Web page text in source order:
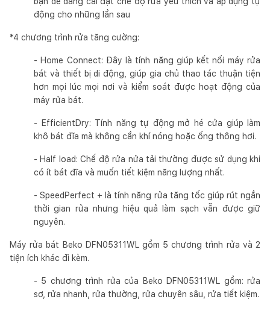
động cho những lần sau
*4 chương trình rửa tăng cường:
- Home Connect: Đây là tính năng giúp kết nối máy rửa
bát và thiết bị di động, giúp gia chủ thao tác thuận tiện
hơn mọi lúc mọi nơi và kiểm soát được hoạt động của
máy rửa bát.
- EfficientDry: Tính năng tự động mở hé cửa giúp làm
khô bát đĩa mà không cần khí nóng hoặc ống thông hơi.
- Half load: Chế độ rửa nửa tải thường được sử dụng khi
có ít bát đĩa và muốn tiết kiệm năng lượng nhất.
- SpeedPerfect + là tính năng rửa tăng tốc giúp rút ngắn
thời gian rửa nhưng hiệu quả làm sạch vẫn được giữ
nguyên.
Máy rửa bát Beko DFN05311WL gồm 5 chương trình rửa và 2
tiện ích khác đi kèm.
- 5 chương trình rửa của Beko DFN05311WL gồm: rửa
sơ, rửa nhanh, rửa thường, rửa chuyên sâu, rửa tiết kiệm.